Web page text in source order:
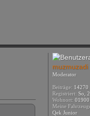
muzmuzadi
Moderator
Beiträge: 14270
Registriert: So,
Wohnort:
Meine
Qek Junior